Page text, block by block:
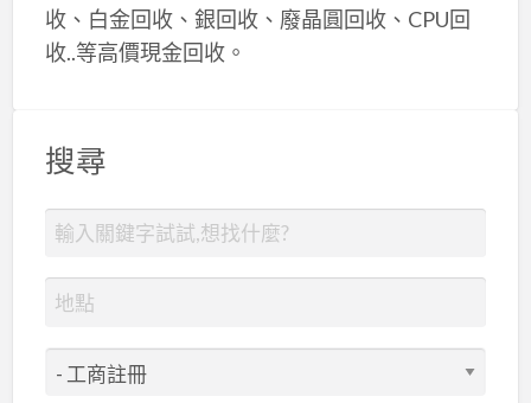
收、白金回收、銀回收、廢晶圓回收、CPU回
收..等高價現金回收。
搜尋